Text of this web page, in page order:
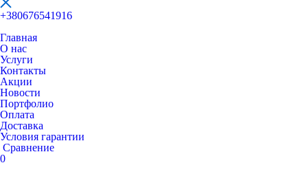
+380676541916
Главная
О нас
Услуги
Контакты
Акции
Новости
Портфолио
Оплата
Доставка
Условия гарантии
Сравнение
0